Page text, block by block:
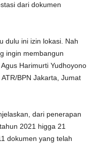
dari dokumen
dulu ini izin lokasi. Nah
ingin membangun
Harimurti Yudhoyono
BPN Jakarta, Jumat
dari penerapan
2021 higga 21
dokumen yang telah